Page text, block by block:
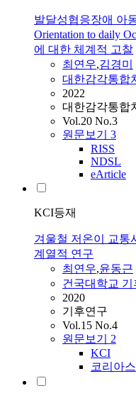
발달성협응장애 아
Orientation to daily
에 대한 체계적 고찰
최연우,김경미
대한감각통합
2022
대한감각통합
Vol.20 No.3
원문보기 3
RISS
NDSL
eArticle
KCI등재
겨울철 저온이 교통
계열적 연구
최연우,윤동근
건국대학교 기
2020
기후연구
Vol.15 No.4
원문보기 2
KCI
코리아